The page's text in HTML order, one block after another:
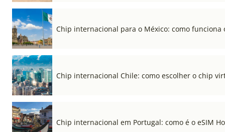
Chip internacional para o México: como funciona
Chip internacional Chile: como escolher o chip
Chip internacional em Portugal: como é o eSIM